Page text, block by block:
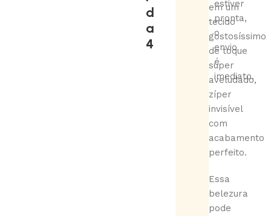
d
a
4
estiver
pronta,
o
envio
é
imediato.
em um
tecido
gostosíssimo
de toque
super
aveludado,
zíper
invisível
com
acabamento
perfeito.
Essa
belezura
pode